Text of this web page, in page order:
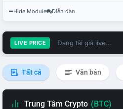
Hide Module Diễn đàn
LIVE PRICE Đang tải giá live...
Tất cả Văn bản
Trung Tâm Crypto (BTC)